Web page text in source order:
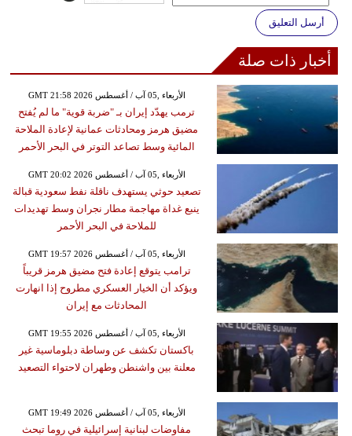
أرسل التعليق
أخبار ذات صلة
GMT 21:58 2026 الأربعاء ,05 آب / أغسطس
ترمب يهدّد إيران بـ "ضربة قوية" ما لم يُفتح
مضيق هرمز ومحادثات عمانية لإعادة الملاحة
المائية وسط تصاعد التوتر في البحر الأحمر
GMT 20:02 2026 الأربعاء ,05 آب / أغسطس
تصعيد حوثي يستهدف ناقلة نفط سعودية قبالة
ينبع غداة مهاجمة مطار نجران وسط تهديدات
للملاحة في البحر الأحمر
GMT 19:57 2026 الأربعاء ,05 آب / أغسطس
ترامب يتوقع إعادة فتح مضيق هرمز قريباً
ويؤكد أن الخيار العسكري مطروح إذا انهارت
المحادثات مع إيران
GMT 19:55 2026 الأربعاء ,05 آب / أغسطس
باكستان تكشف عن وساطة دبلوماسية غير
معلنة بين واشنطن وطهران لاحتواء التصعيد
GMT 19:49 2026 الأربعاء ,05 آب / أغسطس
مفاوضات لبنانية إسرائيلية في روما تبحث